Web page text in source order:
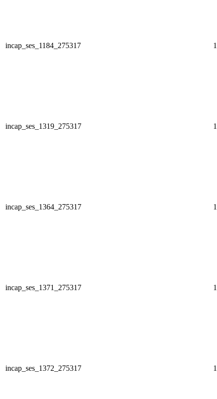
incap_ses_1184_275317
incap_ses_1319_275317
incap_ses_1364_275317
incap_ses_1371_275317
incap_ses_1372_275317